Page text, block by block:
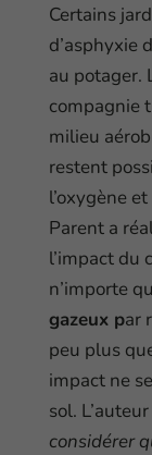
Certains
d’asphyxie
au potager.
compagnie
milieu
restent
l’oxygène
Parent a
l’impact du
n’importe
gazeux par
peu plus
impact ne
sol.
considérer